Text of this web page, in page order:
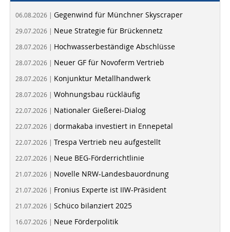
06.08.2026 | Gegenwind für Münchner Skyscraper
29.07.2026 | Neue Strategie für Brückennetz
28.07.2026 | Hochwasserbeständige Abschlüsse
28.07.2026 | Neuer GF für Novoferm Vertrieb
28.07.2026 | Konjunktur Metallhandwerk
28.07.2026 | Wohnungsbau rückläufig
22.07.2026 | Nationaler Gießerei-Dialog
22.07.2026 | dormakaba investiert in Ennepetal
22.07.2026 | Trespa Vertrieb neu aufgestellt
22.07.2026 | Neue BEG-Förderrichtlinie
21.07.2026 | Novelle NRW-Landesbauordnung
21.07.2026 | Fronius Experte ist IIW-Präsident
21.07.2026 | Schüco bilanziert 2025
16.07.2026 | Neue Förderpolitik